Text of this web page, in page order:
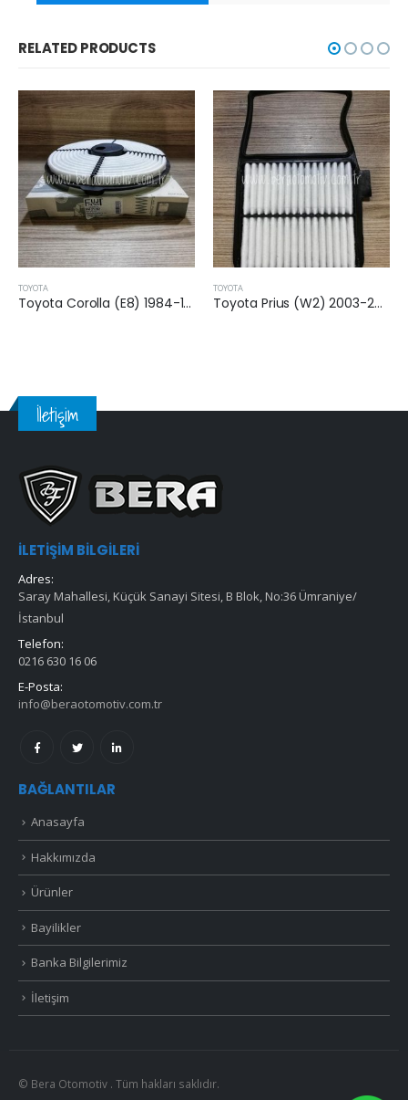
RELATED PRODUCTS
Toyota Corolla (E8) 1984-1987 Arası 1.3 Benzinli (Karbüratörlü) Hava Filtresi Toyota Prius (W2) 2003-2009 Arası 1.5 Hybrid Hava Filtresi
İletişim
İLETIŞIM BILGILERI
Adres:
Saray Mahallesi, Küçük Sanayi Sitesi, B Blok, No:36 Ümraniye/
İstanbul
Telefon:
0216 630 16 06
E-Posta:
info@beraotomotiv.com.tr
BAĞLANTILAR
Anasayfa
Hakkımızda
Ürünler
Bayilikler
Banka Bilgilerimiz
İletişim
© Bera Otomotiv . Tüm hakları saklıdır.